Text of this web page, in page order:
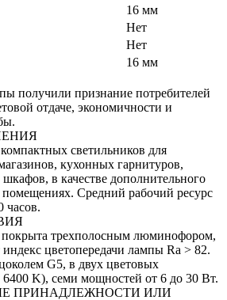
16 мм
Нет
Нет
16 мм
получили признание потребителей
отдаче, экономичности и
светильников для
кухонных гарнитуров,
в качестве дополнительного
Средний рабочий ресурс
часов.
трехполосным люминофором,
цветопередачи лампы Ra > 82.
G5, в двух цветовых
6400 K), cеми мощностей от 6 до 30 Вт.
ПРИНАДЛЕЖНОСТИ ИЛИ